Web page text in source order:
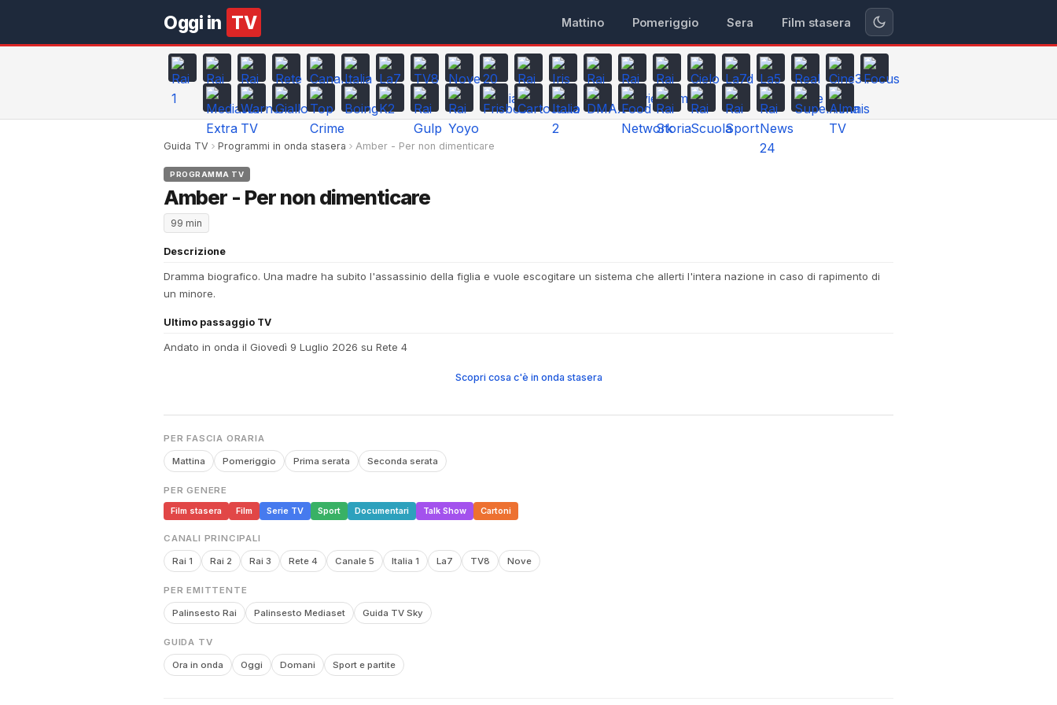
Oggi in TV Mattino Pomeriggio Sera Film stasera
Guida TV Programmi in onda stasera Amber - Per non dimenticare
PROGRAMMA TV
Amber - Per non dimenticare
99 min
Descrizione
Dramma biografico. Una madre ha subito l'assassinio della figlia e vuole escogitare un sistema che allerti l'intera nazione in caso di rapimento di
un minore.
Ultimo passaggio TV
Andato in onda il Giovedì 9 Luglio 2026 su Rete 4
Scopri cosa c'è in onda stasera
PER FASCIA ORARIA
Mattina Pomeriggio Prima serata Seconda serata
PER GENERE
Film stasera
Film Serie TV Sport Documentari Talk Show Cartoni
CANALI PRINCIPALI
Rai 1 Rai 2 Rai 3 Rete 4 Canale 5 Italia 1 La7 TV8 Nove
PER EMITTENTE
Palinsesto Rai Palinsesto Mediaset Guida TV Sky
GUIDA TV
Ora in onda Oggi Domani Sport e partite